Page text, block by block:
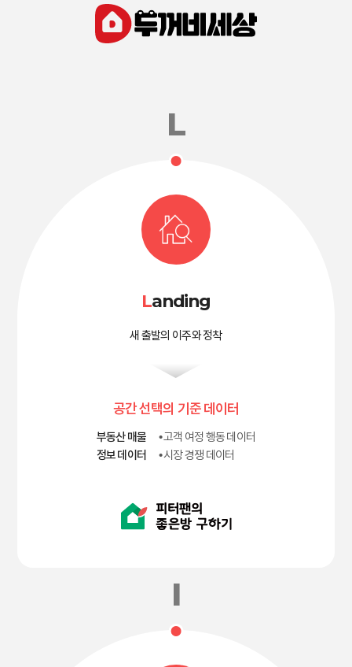
Landing
새 출발의 이주와 정착
공간 선택의 기준 데이터
부동산 매물
정보 데이터
• 고객 여정 행동 데이터
• 시장 경쟁 데이터